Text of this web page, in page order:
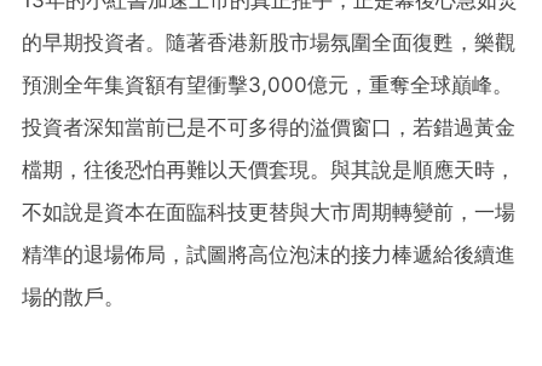
的早期投資者。隨著香港新股市場氛圍全面復甦，樂觀
預測全年集資額有望衝擊3,000億元，重奪全球巔峰。
投資者深知當前已是不可多得的溢價窗口，若錯過黃金
檔期，往後恐怕再難以天價套現。與其說是順應天時，
不如說是資本在面臨科技更替與大市周期轉變前，一場
精準的退場佈局，試圖將高位泡沫的接力棒遞給後續進
場的散戶。